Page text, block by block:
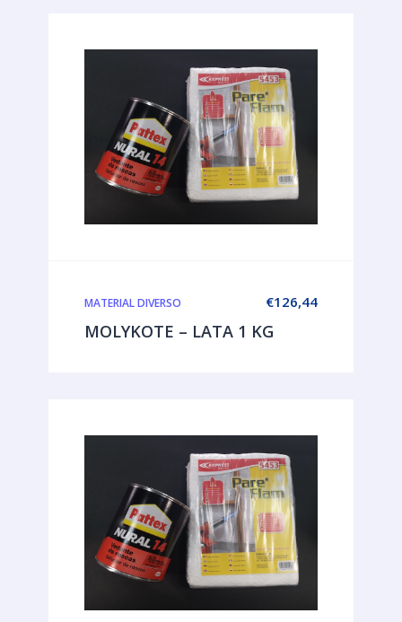
€126,44
MATERIAL DIVERSO
MOLYKOTE – LATA 1 KG